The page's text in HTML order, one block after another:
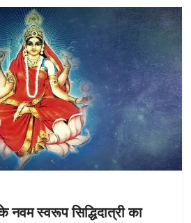
के नवम स्वरूप सिद्धिदात्री का